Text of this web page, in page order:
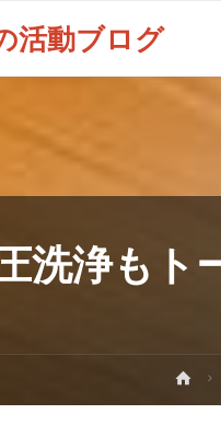
活動ブログ
洗浄もト